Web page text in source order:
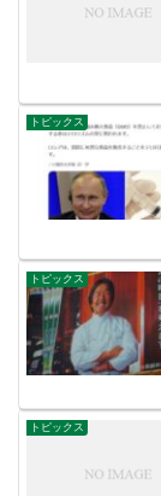
トピックス
トピックス
トピックス